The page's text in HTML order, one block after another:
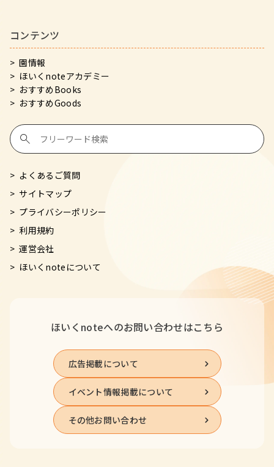
コンテンツ
園情報
ほいくnoteアカデミー
おすすめBooks
おすすめGoods
よくあるご質問
サイトマップ
プライバシーポリシー
利用規約
運営会社
ほいくnoteについて
ほいくnoteへのお問い合わせはこちら
広告掲載について
イベント情報掲載について
その他お問い合わせ